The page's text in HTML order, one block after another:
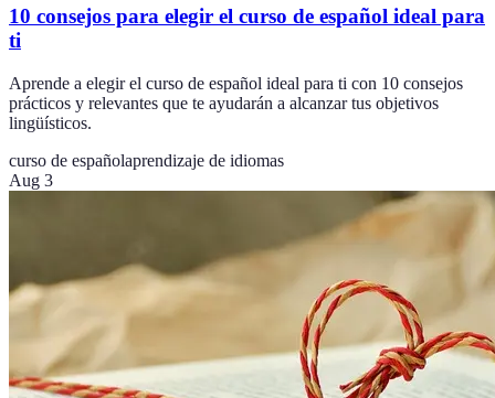
10 consejos para elegir el curso de español ideal para
ti
Aprende a elegir el curso de español ideal para ti con 10 consejos
prácticos y relevantes que te ayudarán a alcanzar tus objetivos
lingüísticos.
curso de españolaprendizaje de idiomas
Aug 3